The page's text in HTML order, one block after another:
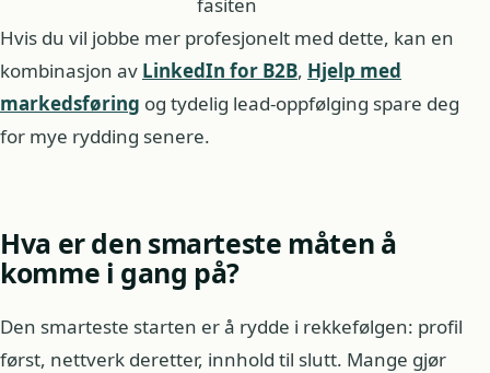
fasiten
Hvis du vil jobbe mer profesjonelt med dette, kan en
kombinasjon av LinkedIn for B2B, Hjelp med
markedsføring og tydelig lead-oppfølging spare deg
for mye rydding senere.
Hva er den smarteste måten å
komme i gang på?
Den smarteste starten er å rydde i rekkefølgen: profil
først, nettverk deretter, innhold til slutt. Mange gjør